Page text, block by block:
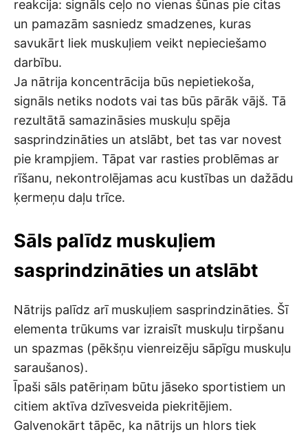
reakcija: signāls ceļo no vienas šūnas pie citas
un pamazām sasniedz smadzenes, kuras
savukārt liek muskuļiem veikt nepieciešamo
darbību.
Ja nātrija koncentrācija būs nepietiekoša,
signāls netiks nodots vai tas būs pārāk vājš. Tā
rezultātā samazināsies muskuļu spēja
sasprindzināties un atslābt, bet tas var novest
pie krampjiem. Tāpat var rasties problēmas ar
rīšanu, nekontrolējamas acu kustības un dažādu
ķermeņu daļu trīce.
Sāls palīdz muskuļiem
sasprindzināties un atslābt
Nātrijs palīdz arī muskuļiem sasprindzināties. Šī
elementa trūkums var izraisīt muskuļu tirpšanu
un spazmas (pēkšņu vienreizēju sāpīgu muskuļu
saraušanos).
Īpaši sāls patēriņam būtu jāseko sportistiem un
citiem aktīva dzīvesveida piekritējiem.
Galvenokārt tāpēc, ka nātrijs un hlors tiek